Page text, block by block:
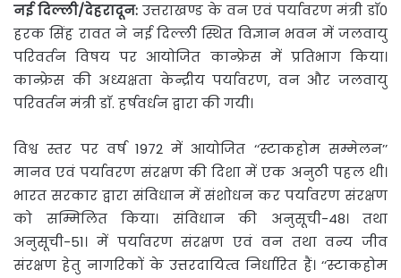
नई दिल्ली/देहरादून: उत्तराखण्ड के वन एवं पर्यावरण मंत्री डाॅ0
हरक सिंह रावत ने नई दिल्ली स्थित विज्ञान भवन में जलवायु
परिवर्तन विषय पर आयोजित कान्फ्रेस में प्रतिभाग किया।
कान्फ्रेस की अध्यक्षता केन्द्रीय पर्यावरण, वन और जलवायु
परिवर्तन मंत्री डाॅ. हर्षवर्धन द्वारा की गयी।
विश्व स्तर पर वर्ष 1972 में आयोजित ‘‘स्टाकहोम सम्मेलन’’
मानव एवं पर्यावरण संरक्षण की दिशा में एक अनुठी पहल थी।
भारत सरकार द्वारा संविधान में संशोधन कर पर्यावरण संरक्षण
को सम्मिलित किया। संविधान की अनुसूची-48। तथा
अनुसूची-51। में पर्यावरण संरक्षण एवं वन तथा वन्य जीव
संरक्षण हेतु नागरिकों के उत्तरदायित्व निर्धारित हैं। ‘‘स्टाकहोम